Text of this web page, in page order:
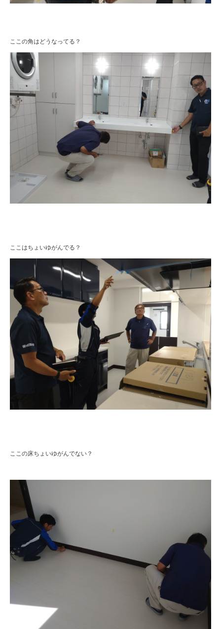
ここの角はどうなってる？
ここはちょいゆがんでる？
ここの床ちょいゆがんでない？